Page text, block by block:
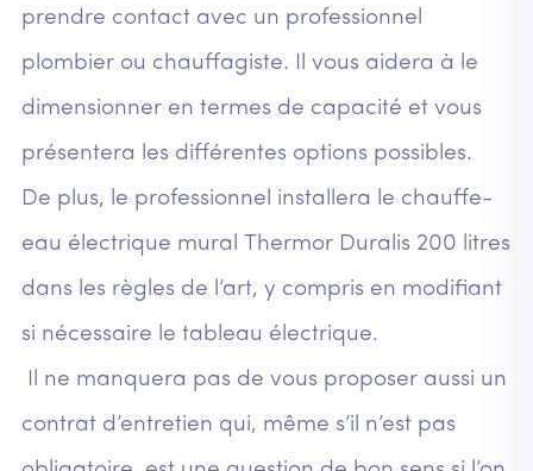
prendre contact avec un professionnel
plombier ou chauffagiste. Il vous aidera à le
dimensionner en termes de capacité et vous
présentera les différentes options possibles.
De plus, le professionnel installera le chauffe-
eau électrique mural Thermor Duralis 200 litres
dans les règles de l’art, y compris en modifiant
si nécessaire le tableau électrique.
Il ne manquera pas de vous proposer aussi un
contrat d’entretien qui, même s’il n’est pas